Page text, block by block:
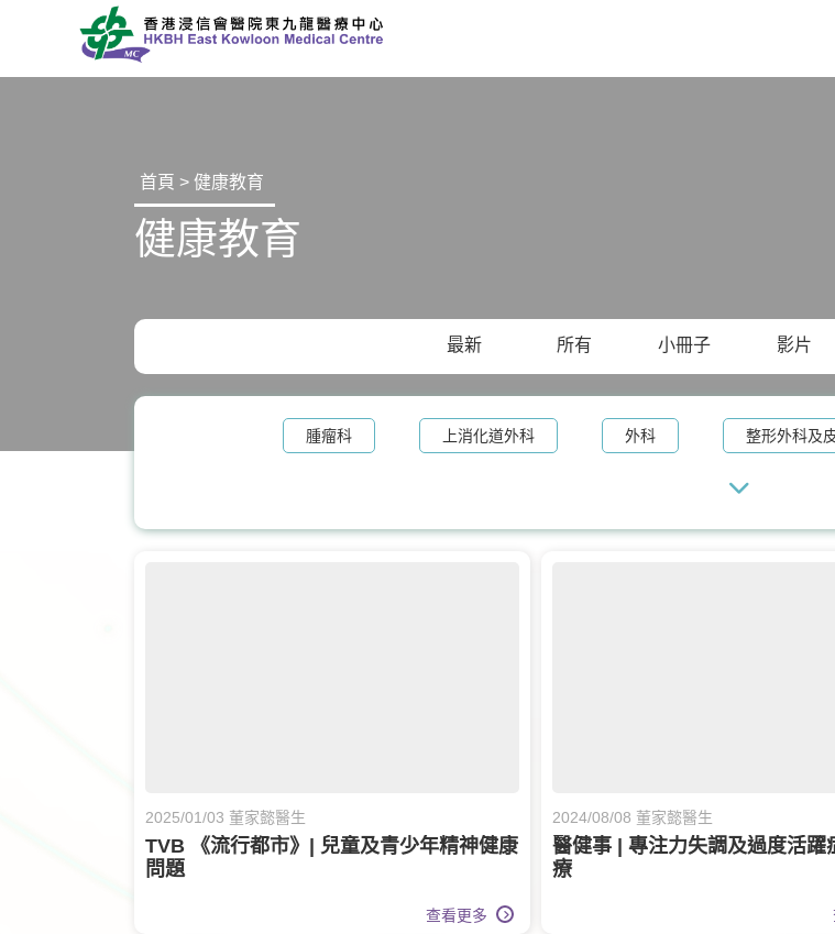
首頁 > 健康教育
健康教育
最新 所有 小冊子 影片
腫瘤科 上消化道外科 外科 整形外科及
眼科 眼科護理 膝關節健康 白內障治療
2025/01/03 董家懿醫生
TVB 《流行都市》| 兒童及青少年精神健康
問題
查看更多
2024/08/08 董家懿醫生
醫健事 | 專注力失調及過度活躍
療